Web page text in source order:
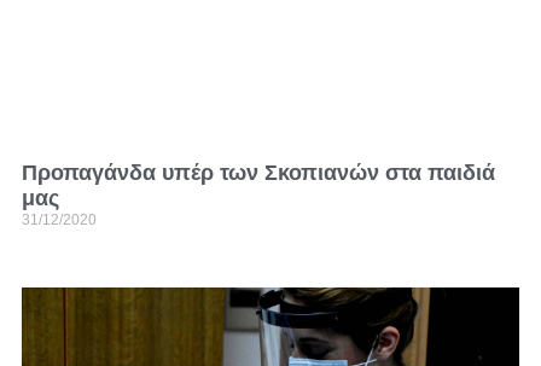
Προπαγάνδα υπέρ των Σκοπιανών στα παιδιά
μας
31/12/2020